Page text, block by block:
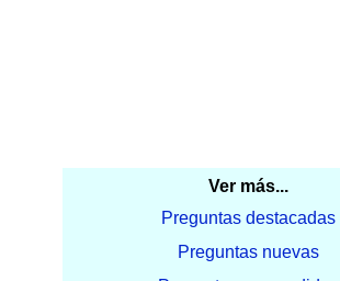
Ver más...
Preguntas destacadas
Preguntas nuevas